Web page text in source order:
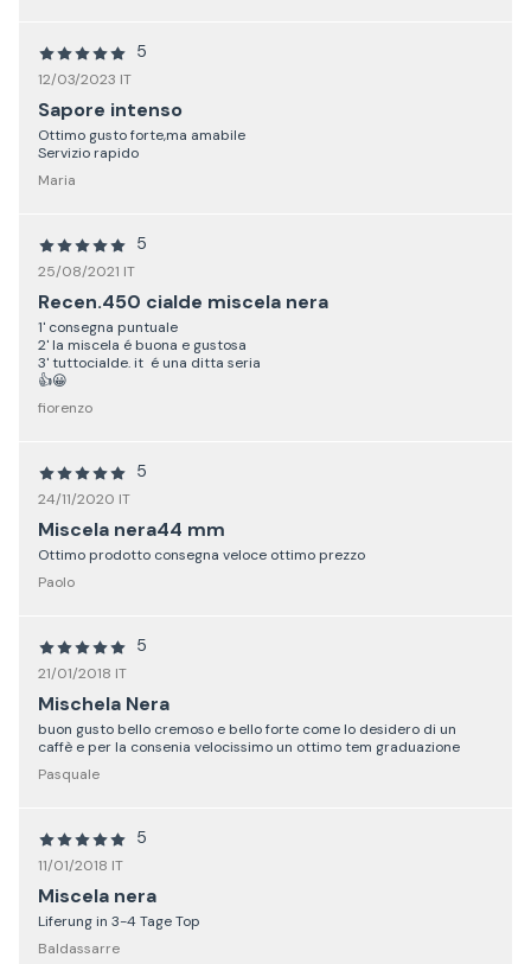
5
12/03/2023 IT
Sapore intenso
Ottimo gusto forte,ma amabile
Servizio rapido
Maria
5
25/08/2021 IT
Recen.450 cialde miscela nera
1' consegna puntuale
2' la miscela é buona e gustosa
3' tuttocialde. it é una ditta seria
👍😀
fiorenzo
5
24/11/2020 IT
Miscela nera44 mm
Ottimo prodotto consegna veloce ottimo prezzo
Paolo
5
21/01/2018 IT
Mischela Nera
buon gusto bello cremoso e bello forte come lo desidero di un
caffè e per la consenia velocissimo un ottimo tem graduazione
Pasquale
5
11/01/2018 IT
Miscela nera
Liferung in 3-4 Tage Top
Baldassarre